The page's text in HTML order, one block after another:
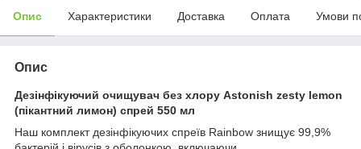
Опис Характеристики Доставка Оплата Умови
Опис
Дезінфікуючий очищувач без хлору Astonish zesty lemon
(пікантний лимон) спрей 550 мл
Наш комплект дезінфікуючих спреїв Rainbow знищує 99,9%